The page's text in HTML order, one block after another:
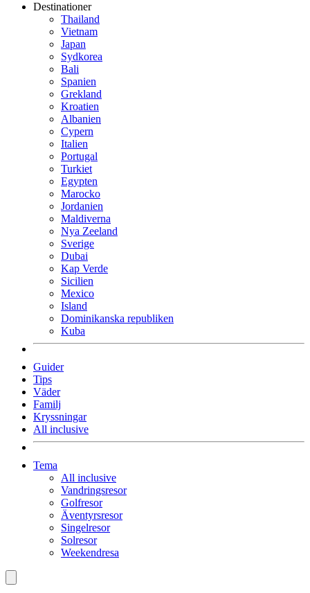
Destinationer
Thailand
Vietnam
Japan
Sydkorea
Bali
Spanien
Grekland
Kroatien
Albanien
Cypern
Italien
Portugal
Turkiet
Egypten
Marocko
Jordanien
Maldiverna
Nya Zeeland
Sverige
Dubai
Kap Verde
Sicilien
Mexico
Island
Dominikanska republiken
Kuba
Guider
Tips
Väder
Familj
Kryssningar
All inclusive
Tema
All inclusive
Vandringsresor
Golfresor
Äventyrsresor
Singelresor
Solresor
Weekendresa